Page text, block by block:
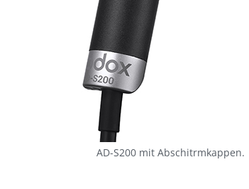
AD-S200 mit Abschitrmkappen.